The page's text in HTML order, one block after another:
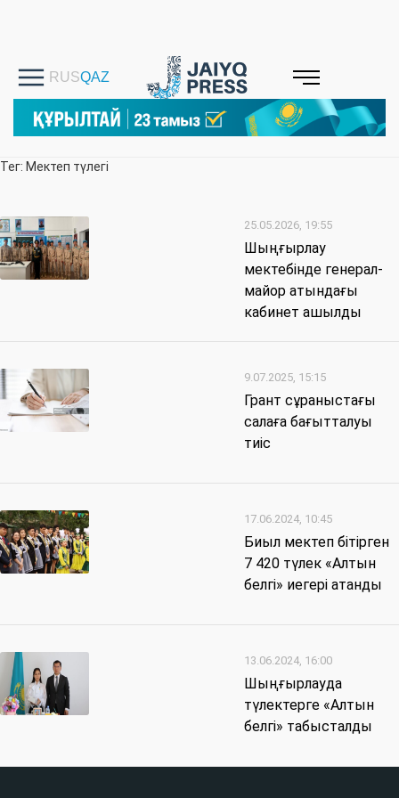
Тег: Мектеп түлегі
25.05.2026, 19:55
Шыңғырлау
мектебінде генерал-
майор атындағы
кабинет ашылды
9.07.2025, 15:15
Грант сұраныстағы
салаға бағытталуы
тиіс
17.06.2024, 10:45
Биыл мектеп бітірген
7 420 түлек «Алтын
белгі» иегері атанды
13.06.2024, 16:00
Шыңғырлауда
түлектерге «Алтын
белгі» табысталды